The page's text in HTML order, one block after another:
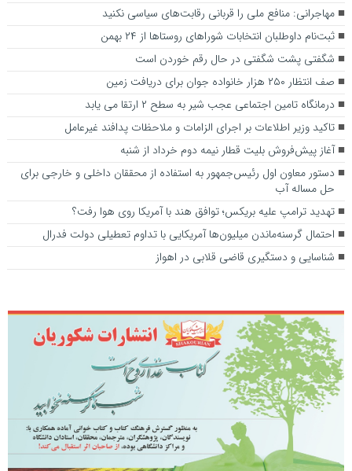
مهاجرانی: منافع ملی را قربانی رقابت‌های سیاسی نکنید
ثبت‌نام داوطلبان انتخابات شورا‌های روستا‌ها از ۲۴ بهمن
شگفتی پشت شگفتی در حال رقم خوردن است
صف انتظار ۲۵۰ هزار خانواده جوان برای دریافت زمین
درمانگاه تامین اجتماعی عجب شیر به سطح ۲ ارتقا می یابد
تاکید وزیر اطلاعات بر اجرای الزامات و ملاحظات پدافند غیرعامل
آغاز پیش‌فروش بلیت‌ قطار نیمه دوم خرداد از شنبه
دستور معاون اول رئیس‌جمهور به استفاده از محققان داخلی و خارجی برای
حل مساله آب
تهدید ترامپ علیه بریکس؛ توافق هند با آمریکا روی هوا رفت؟
احتمال گرسنه‌ماندن میلیون‌ها آمریکایی با تداوم تعطیلی دولت فدرال
شناسایی و دستگیری قاضی قلابی در اهواز